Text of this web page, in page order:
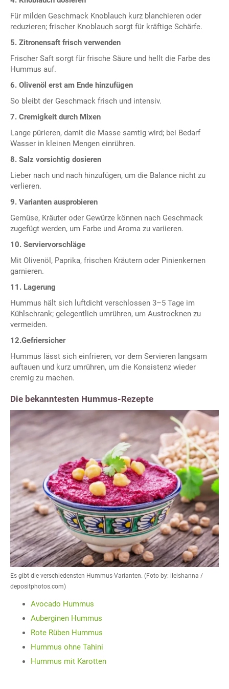
Für milden Geschmack Knoblauch kurz blanchieren oder
reduzieren; frischer Knoblauch sorgt für kräftige Schärfe.
5. Zitronensaft frisch verwenden
Frischer Saft sorgt für frische Säure und hellt die Farbe des
Hummus auf.
6. Olivenöl erst am Ende hinzufügen
So bleibt der Geschmack frisch und intensiv.
7. Cremigkeit durch Mixen
Lange pürieren, damit die Masse samtig wird; bei Bedarf
Wasser in kleinen Mengen einrühren.
8. Salz vorsichtig dosieren
Lieber nach und nach hinzufügen, um die Balance nicht zu
verlieren.
9. Varianten ausprobieren
Gemüse, Kräuter oder Gewürze können nach Geschmack
zugefügt werden, um Farbe und Aroma zu variieren.
10. Serviervorschläge
Mit Olivenöl, Paprika, frischen Kräutern oder Pinienkernen
garnieren.
11. Lagerung
Hummus hält sich luftdicht verschlossen 3–5 Tage im
Kühlschrank; gelegentlich umrühren, um Austrocknen zu
vermeiden.
12.Gefriersicher
Hummus lässt sich einfrieren, vor dem Servieren langsam
auftauen und kurz umrühren, um die Konsistenz wieder
cremig zu machen.
Die bekanntesten Hummus-Rezepte
Es gibt die verschiedensten Hummus-Varianten. (Foto by: ileishanna /
depositphotos.com)
Avocado Hummus
Auberginen Hummus
Rote Rüben Hummus
Hummus ohne Tahini
Hummus mit Karotten